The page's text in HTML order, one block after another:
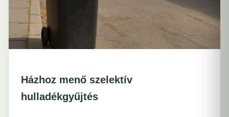
Házhoz menő szelektív
hulladékgyűjtés